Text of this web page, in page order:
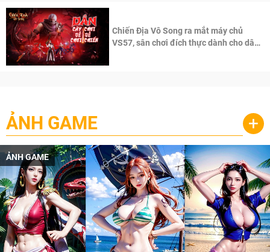
Chiến Địa Vô Song ra mắt máy chủ
VS57, sân chơi đích thực dành cho dân
ẢNH GAME +
ẢNH GAME